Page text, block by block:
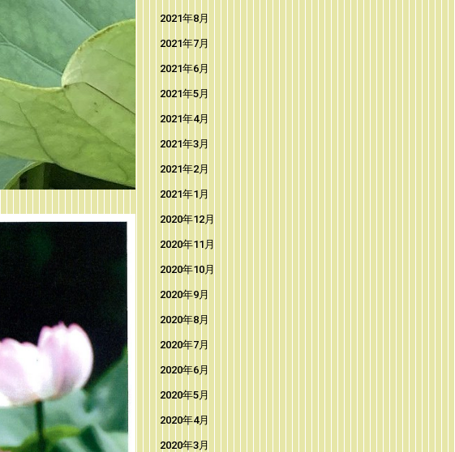
2021年8月
2021年7月
2021年6月
2021年5月
2021年4月
2021年3月
2021年2月
2021年1月
2020年12月
2020年11月
2020年10月
2020年9月
2020年8月
2020年7月
2020年6月
2020年5月
2020年4月
2020年3月